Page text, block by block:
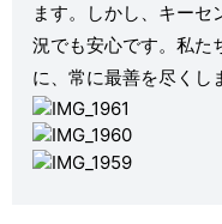
ます。しかし、キーセ
況でも安心です。私た
に、常に最善を尽くし